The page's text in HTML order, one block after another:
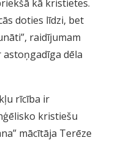
kā kristietes.
doties līdzi, bet
raidījumam
dēla
rīcība ir
kristiešu
mācītāja Terēze